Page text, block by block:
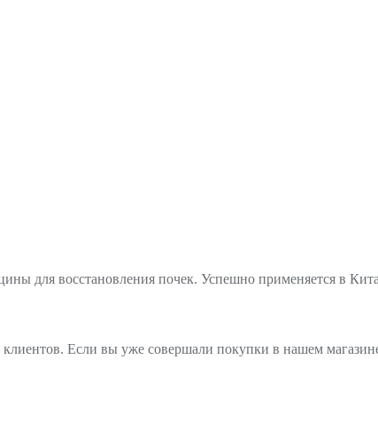
для восстановления почек. Успешно применяется в
Если вы уже совершали покупки в нашем